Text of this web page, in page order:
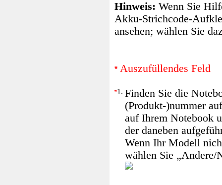
Hinweis: Wenn Sie
Akku-Strichcode-
ansehen; wählen Sie
* Auszufüllendes Feld
*1. Finden Sie die
(Produkt-)nummer
auf Ihrem Notebook
der daneben
Wenn Ihr Modell
wählen Sie „Andere/